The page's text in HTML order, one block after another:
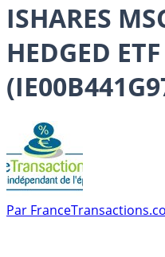
ISHARES
HEDGED
Par